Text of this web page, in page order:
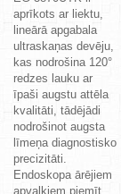
aprīkots ar liektu,
lineārā apgabala
ultraskaņas devēju,
kas nodrošina 120°
redzes lauku ar
īpaši augstu attēla
kvalitāti, tādējādi
nodrošinot augsta
līmeņa diagnostisko
precizitāti.
Endoskopa ārējiem
apvalkiem piemīt